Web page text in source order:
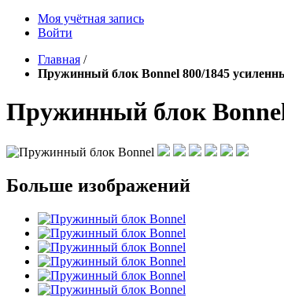
Моя учётная запись
Войти
Главная /
Пружинный блок Bonnel 800/1845
Пружинный блок
Больше изображений